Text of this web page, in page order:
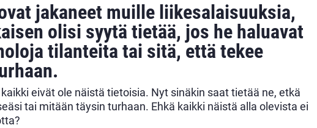
jakaneet muille liikesalaisuuksia,
olisi syytä tietää, jos he haluavat
tilanteita tai sitä, että tekee
eivät ole näistä tietoisia. Nyt sinäkin saat tietää ne, etkä
tai mitään täysin turhaan. Ehkä kaikki näistä alla olevista ei